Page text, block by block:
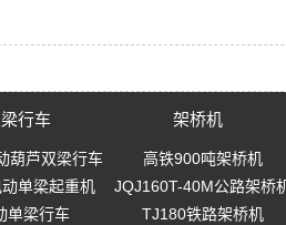
行车
葫芦双梁行车
单梁起重机
单梁行车
架桥机
高铁900吨架桥机
JQJ160T-40M公路架桥
TJ180铁路架桥机